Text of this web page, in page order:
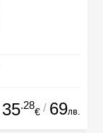
35.28
€ / 69лв.